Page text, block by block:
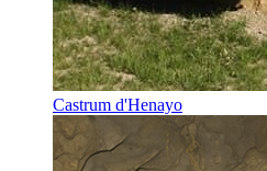
Castrum d'Henayo